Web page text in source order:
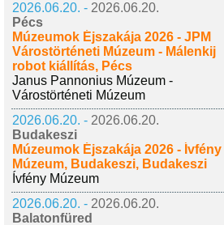
2026.06.20. - 2026.06.20.
Pécs
Múzeumok Éjszakája 2026 - JPM
Várostörténeti Múzeum - Málenkij
robot kiállítás, Pécs
Janus Pannonius Múzeum -
Várostörténeti Múzeum
2026.06.20. - 2026.06.20.
Budakeszi
Múzeumok Éjszakája 2026 - Ívfény
Múzeum, Budakeszi, Budakeszi
Ívfény Múzeum
2026.06.20. - 2026.06.20.
Balatonfüred